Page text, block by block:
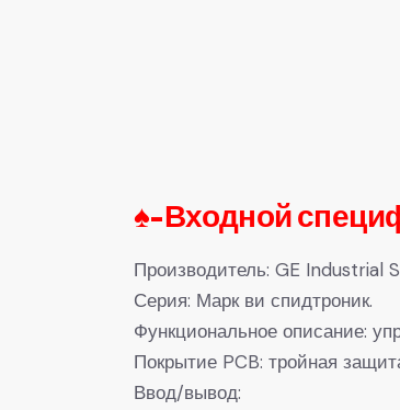
♠-Входной
Производитель: GE Industrial
Серия: Марк ви спидтроник.
Функциональное описание:
Покрытие PCB: тройная
Ввод/вывод: